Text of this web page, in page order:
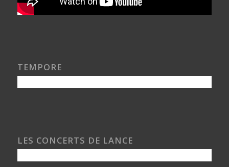
TEMPORE
LES CONCERTS DE LANCE